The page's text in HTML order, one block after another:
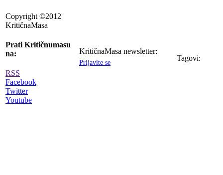
Copyright ©2012
KritičnaMasa
Prati Kritičnumasu
na:
RSS
Facebook
Twitter
Youtube
KritičnaMasa newsletter:
Prijavite se
Tagovi: